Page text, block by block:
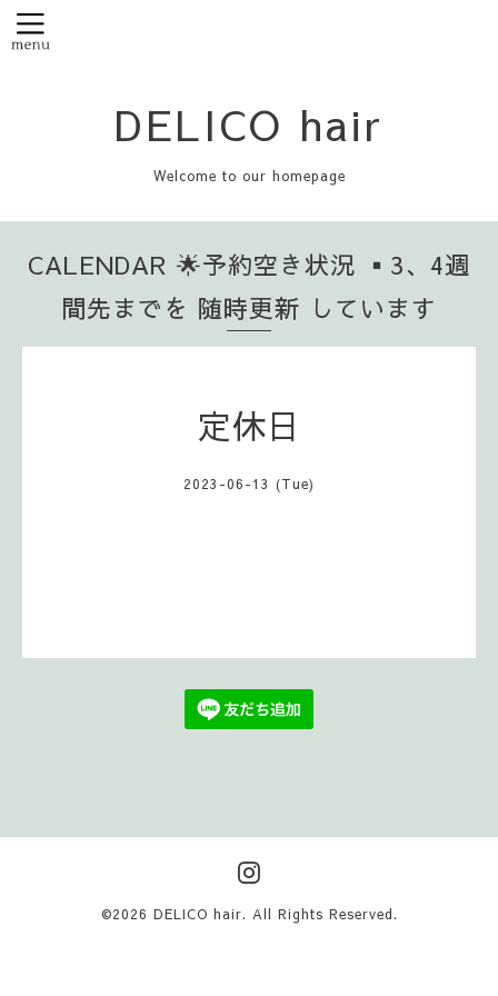
DELICO hair
Welcome to our homepage
CALENDAR 🌟予約空き状況 ▪️3、4週
間先までを 随時更新 しています
定休日
2023-06-13 (Tue)
©2026 DELICO hair. All Rights Reserved.